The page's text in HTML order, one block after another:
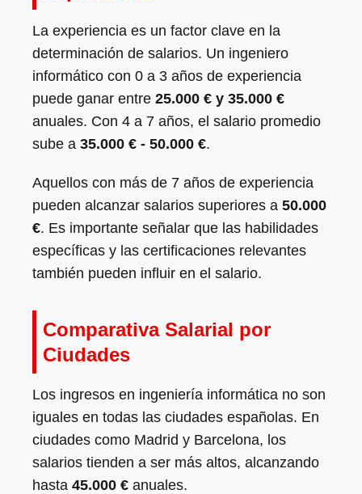
La experiencia es un factor clave en la
determinación de salarios. Un ingeniero
informático con 0 a 3 años de experiencia
puede ganar entre 25.000 € y 35.000 €
anuales. Con 4 a 7 años, el salario promedio
sube a 35.000 € - 50.000 €.
Aquellos con más de 7 años de experiencia
pueden alcanzar salarios superiores a 50.000
€. Es importante señalar que las habilidades
específicas y las certificaciones relevantes
también pueden influir en el salario.
Comparativa Salarial por
Ciudades
Los ingresos en ingeniería informática no son
iguales en todas las ciudades españolas. En
ciudades como Madrid y Barcelona, los
salarios tienden a ser más altos, alcanzando
hasta 45.000 € anuales.